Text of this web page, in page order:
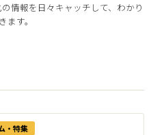
情報を日々キャッチして、わかり
ます。
・特集